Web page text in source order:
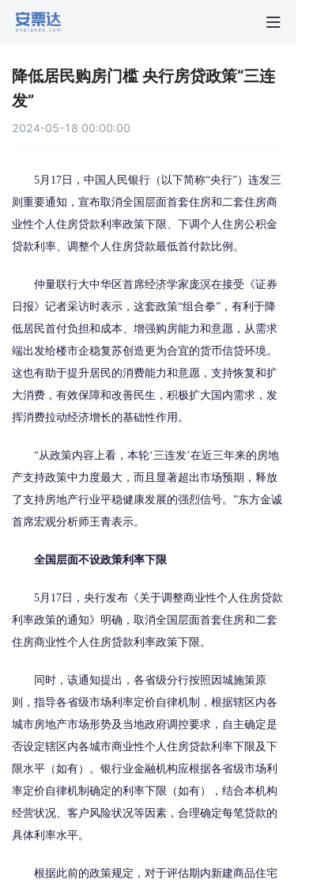
降低居民购房门槛 央行房贷政策“三连
发”
2024-05-18 00:00:00
5月17日，中国人民银行（以下简称“央行”）连发三
则重要通知，宣布取消全国层面首套住房和二套住房商
业性个人住房贷款利率政策下限、下调个人住房公积金
贷款利率、调整个人住房贷款最低首付款比例。
仲量联行大中华区首席经济学家庞溟在接受《证券
日报》记者采访时表示，这套政策“组合拳”，有利于降
低居民首付负担和成本、增强购房能力和意愿，从需求
端出发给楼市企稳复苏创造更为合宜的货币信贷环境。
这也有助于提升居民的消费能力和意愿，支持恢复和扩
大消费，有效保障和改善民生，积极扩大国内需求，发
挥消费拉动经济增长的基础性作用。
“从政策内容上看，本轮‘三连发’在近三年来的房地
产支持政策中力度最大，而且显著超出市场预期，释放
了支持房地产行业平稳健康发展的强烈信号。”东方金诚
首席宏观分析师王青表示。
全国层面不设政策利率下限
5月17日，央行发布《关于调整商业性个人住房贷款
利率政策的通知》明确，取消全国层面首套住房和二套
住房商业性个人住房贷款利率政策下限。
同时，该通知提出，各省级分行按照因城施策原
则，指导各省级市场利率定价自律机制，根据辖区内各
城市房地产市场形势及当地政府调控要求，自主确定是
否设定辖区内各城市商业性个人住房贷款利率下限及下
限水平（如有）。银行业金融机构应根据各省级市场利
率定价自律机制确定的利率下限（如有），结合本机构
经营状况、客户风险状况等因素，合理确定每笔贷款的
具体利率水平。
根据此前的政策规定，对于评估期内新建商品住宅